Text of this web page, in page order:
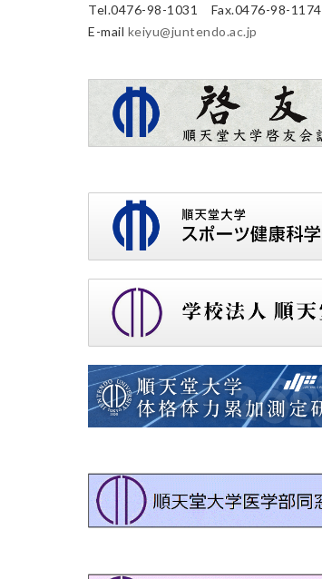
Tel.0476-98-1031 Fax.0476-98-1174
E-mail keiyu@juntendo.ac.jp